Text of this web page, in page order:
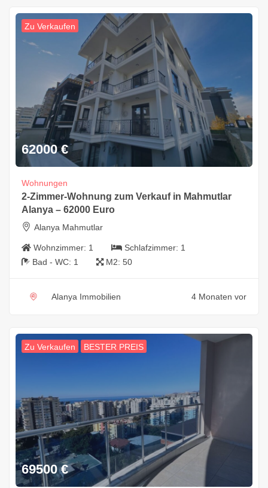
Zu Verkaufen
62000 €
Wohnungen
2-Zimmer-Wohnung zum Verkauf in Mahmutlar
Alanya – 62000 Euro
Alanya Mahmutlar
Wohnzimmer: 1 Schlafzimmer: 1
Bad - WC: 1 M2: 50
Alanya Immobilien 4 Monaten vor
Zu Verkaufen BESTER PREIS
69500 €